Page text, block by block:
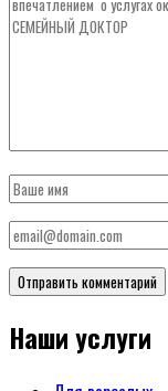
Наши услуги